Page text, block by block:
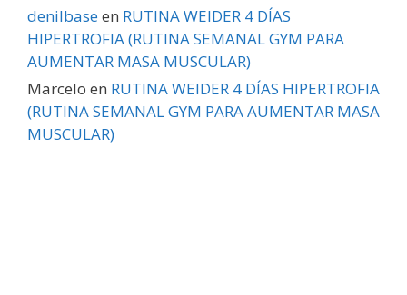
denilbaseen RUTINA WEIDER 4 DÍAS
HIPERTROFIA (RUTINA SEMANAL GYM PARA
AUMENTAR MASA MUSCULAR)
Marcelo en RUTINA WEIDER 4 DÍAS HIPERTROFIA
(RUTINA SEMANAL GYM PARA AUMENTAR MASA
MUSCULAR)